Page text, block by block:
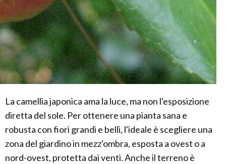
La camellia japonica ama la luce, ma non l'esposizione
diretta del sole. Per ottenere una pianta sana e
robusta con fiori grandi e belli, l'ideale è scegliere una
zona del giardino in mezz'ombra, esposta a ovest o a
nord-ovest, protetta dai venti. Anche il terreno è